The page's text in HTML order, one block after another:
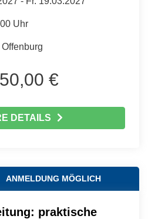
Uhr
€
DETAILS
ANMELDUNG MÖGLICH
praktische